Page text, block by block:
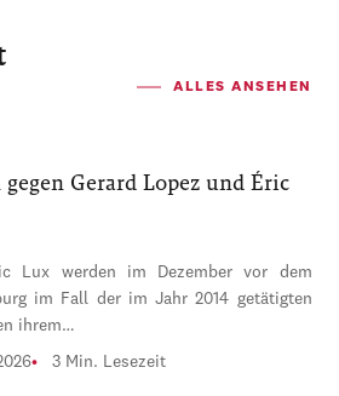
ALLES ANSEHEN
Gerard Lopez und Éric
Lux werden im Dezember vor dem
im Fall der im Jahr 2014 getätigten
ihrem…
3 Min. Lesezeit